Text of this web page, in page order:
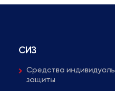
СИЗ
Средства
защиты